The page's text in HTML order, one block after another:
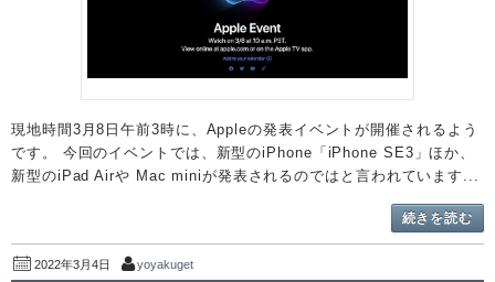
現地時間3月8日午前3時に、Appleの発表イベントが開催されるよう
です。 今回のイベントでは、新型のiPhone「iPhone SE3」ほか、
新型のiPad Airや Mac miniが発表されるのではと言われています...
続きを読む
2022年3月4日 yoyakuget